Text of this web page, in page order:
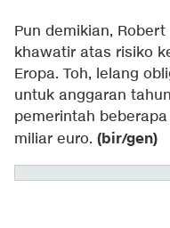
Pun demikian,
khawatir atas risiko
Eropa. Toh, lelang
untuk anggaran
pemerintah
miliar euro. (bir/gen)